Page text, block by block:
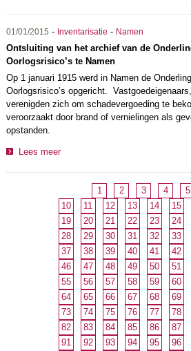
01/01/2015 - Inventarisatie - Namen
Ontsluiting van het archief van de
Oorlogsrisico’s te Namen
Op 1 januari 1915 werd in Namen de
Oorlogsrisico’s opgericht.
verenigden zich om schadevergoeding te
veroorzaakt door brand of vernielingen als
opstanden.
Lees meer
1 2 3 4 5
10
11 12 13 14 15
19
20 21 22 23 24
28
29 30 31 32 33
37
38 39 40 41 42
46
47 48 49 50 51
55
56 57 58 59 60
64
65 66 67 68 69
73
74 75 76 77 78
82
83 84 85 86 87
91
92 93 94 95 96